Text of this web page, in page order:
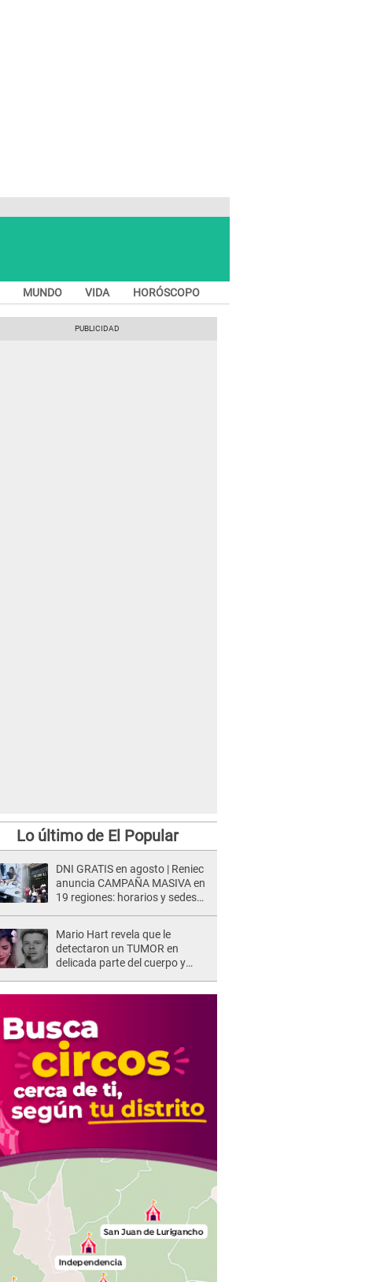
MUNDO VIDA HORÓSCOPO
Lo último de El Popular
DNI GRATIS en agosto | Reniec
anuncia CAMPAÑA MASIVA en
19 regiones: horarios y sedes
Mario Hart revela que le
detectaron un TUMOR en
delicada parte del cuerpo y